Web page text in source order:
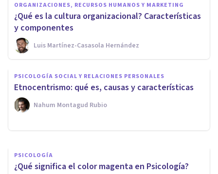
ORGANIZACIONES, RECURSOS HUMANOS Y MARKETING
¿Qué es la cultura organizacional? Características
y componentes
Luis Martínez-Casasola Hernández
PSICOLOGÍA SOCIAL Y RELACIONES PERSONALES
Etnocentrismo: qué es, causas y características
Nahum Montagud Rubio
PSICOLOGÍA SOCIAL Y RELACIONES PERSONALES
La Teoría Recalibracional de la
Ira: qué es y cómo explica el
enfado
PSICOLOGÍA
¿Qué significa el color magenta en Psicología?